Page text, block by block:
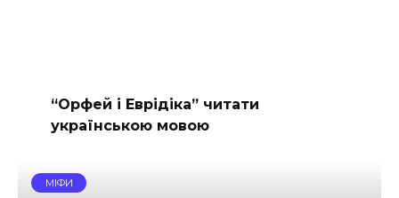
“Орфей і Еврідіка” читати
українською мовою
МІФИ